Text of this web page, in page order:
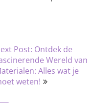
Post: Ontdek de
Wereld van
Alles wat je
weten!